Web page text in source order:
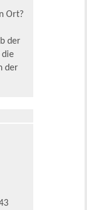
Ort?
der
die
der